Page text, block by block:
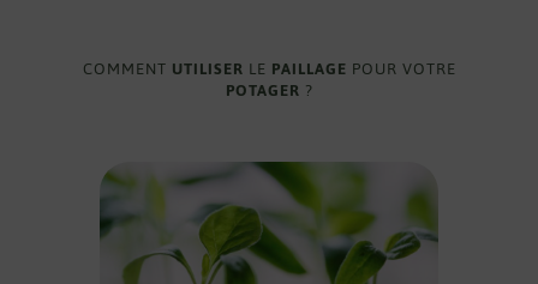
COMMENT UTILISER LE PAILLAGE POUR VOTRE
POTAGER ?